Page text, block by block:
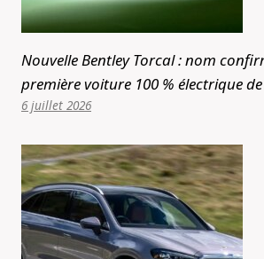
Nouvelle Bentley Torcal : nom
première voiture 100 % électrique
6 juillet 2026